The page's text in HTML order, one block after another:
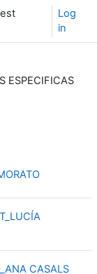
Log
in
ESPECIFICAS
CASALSFile